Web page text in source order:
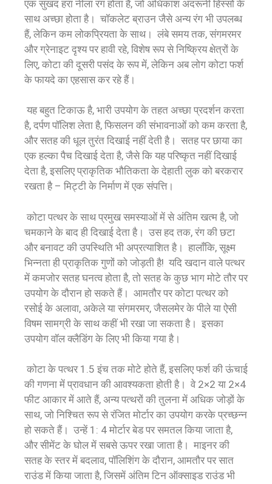
एक सुखद हरा नीला रंग होता है, जो अधिकांश अंदरूनी हिस्सों के
साथ अच्छा होता है। चॉकलेट ब्राउन जैसे अन्य रंग भी उपलब्ध
हैं, लेकिन कम लोकप्रियता के साथ। लंबे समय तक, संगमरमर
और ग्रेनाइट दृश्य पर हावी रहे, विशेष रूप से निष्क्रिय क्षेत्रों के
लिए, कोटा की दूसरी पसंद के रूप में, लेकिन अब लोग कोटा फर्श
के फायदे का एहसास कर रहे हैं।
यह बहुत टिकाऊ है, भारी उपयोग के तहत अच्छा प्रदर्शन करता
है, दर्पण पॉलिश लेता है, फिसलन की संभावनाओं को कम करता है,
और सतह की धूल तुरंत दिखाई नहीं देती है। सतह पर छाया का
एक हल्का पैच दिखाई देता है, जैसे कि यह परिष्कृत नहीं दिखाई
देता है, इसलिए प्राकृतिक भौतिकता के देहाती लुक को बरकरार
रखता है – मिट्टी के निर्माण में एक संपत्ति।
कोटा पत्थर के साथ प्रमुख समस्याओं में से अंतिम खत्म है, जो
चमकाने के बाद ही दिखाई देता है। उस हद तक, रंग की छटा
और बनावट की उपस्थिति भी अप्रत्याशित है। हालाँकि, सूक्ष्म
भिन्नता ही प्राकृतिक गुणों को जोड़ती है! यदि खदान वाले पत्थर
में कमजोर सतह घनत्व होता है, तो सतह के कुछ भाग मोटे तौर पर
उपयोग के दौरान हो सकते हैं। आमतौर पर कोटा पत्थर को
रसोई के अलावा, अकेले या संगमरमर, जैसलमेर के पीले या ऐसी
विषम सामग्री के साथ कहीं भी रखा जा सकता है। इसका
उपयोग वॉल क्लैडिंग के लिए भी किया गया है।
कोटा के पत्थर 1.5 इंच तक मोटे होते हैं, इसलिए फर्श की ऊंचाई
की गणना में प्रावधान की आवश्यकता होती है। वे 2×2 या 2×4
फीट आकार में आते हैं, अन्य पत्थरों की तुलना में अधिक जोड़ों के
साथ, जो निश्चित रूप से रंजित मोर्टार का उपयोग करके प्रच्छन्न
हो सकते हैं। उन्हें 1: 4 मोर्टार बेड पर समतल किया जाता है,
और सीमेंट के घोल में सबसे ऊपर रखा जाता है। माइनर की
सतह के स्तर में बदलाव, पॉलिशिंग के दौरान, आमतौर पर सात
राउंड में किया जाता है, जिसमें अंतिम टिन ऑक्साइड राउंड भी